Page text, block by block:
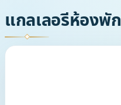
แกลเลอรีห้องพัก